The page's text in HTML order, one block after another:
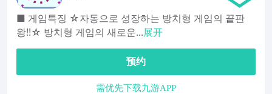
■ 게임특징 ☆자동으로 성장하는 방치형 게임의 끝판
왕!!☆ 방치형 게임의 새로운...展开
预约
需优先下载九游APP